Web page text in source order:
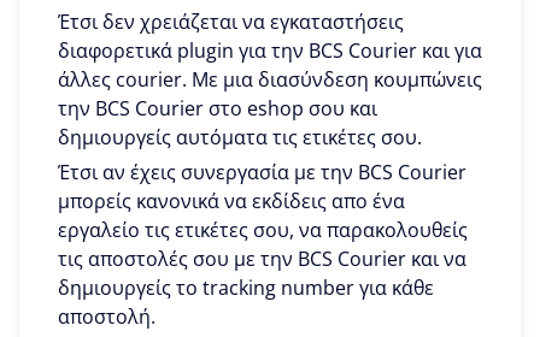
Έτσι δεν χρειάζεται να εγκαταστήσεις
διαφορετικά plugin για την BCS Courier και για
άλλες courier. Με μια διασύνδεση κουμπώνεις
την BCS Courier στο eshop σου και
δημιουργείς αυτόματα τις ετικέτες σου.
Έτσι αν έχεις συνεργασία με την BCS Courier
μπορείς κανονικά να εκδίδεις απο ένα
εργαλείο τις ετικέτες σου, να παρακολουθείς
τις αποστολές σου με την BCS Courier και να
δημιουργείς το tracking number για κάθε
αποστολή.